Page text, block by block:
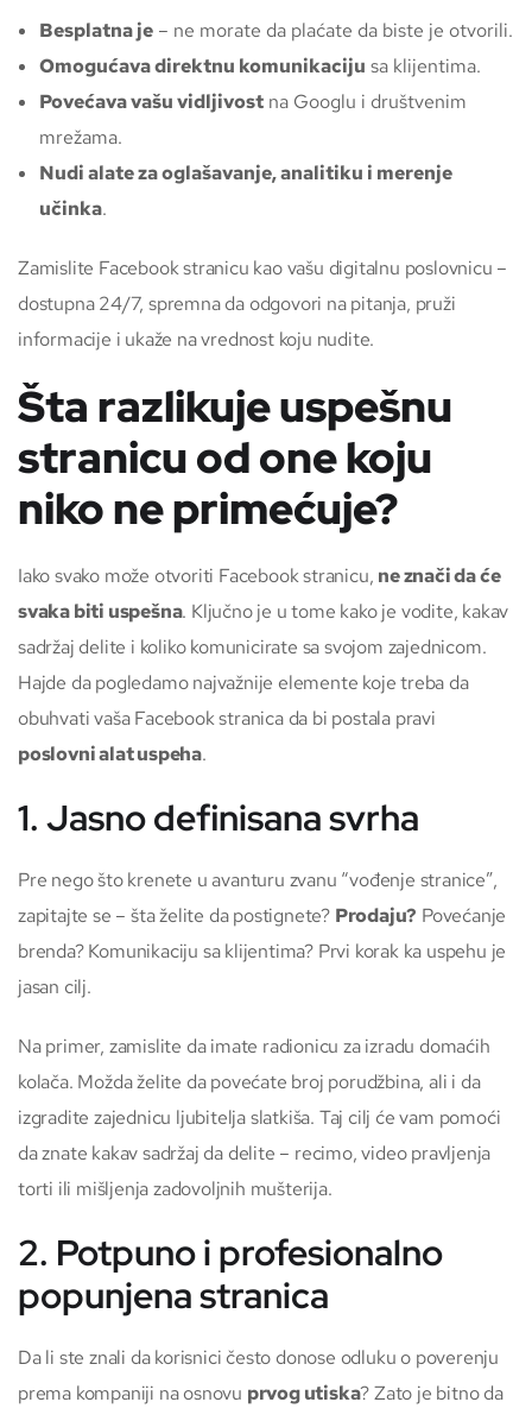
Besplatna je – ne morate da plaćate da biste je otvorili.
Omogućava direktnu komunikaciju sa klijentima.
Povećava vašu vidljivost na Googlu i društvenim
mrežama.
Nudi alate za oglašavanje, analitiku i merenje
učinka.
Zamislite Facebook stranicu kao vašu digitalnu poslovnicu –
dostupna 24/7, spremna da odgovori na pitanja, pruži
informacije i ukaže na vrednost koju nudite.
Šta razlikuje uspešnu
stranicu od one koju
niko ne primećuje?
Iako svako može otvoriti Facebook stranicu, ne znači da će
svaka biti uspešna. Ključno je u tome kako je vodite, kakav
sadržaj delite i koliko komunicirate sa svojom zajednicom.
Hajde da pogledamo najvažnije elemente koje treba da
obuhvati vaša Facebook stranica da bi postala pravi
poslovni alat uspeha.
1. Jasno definisana svrha
Pre nego što krenete u avanturu zvanu “vođenje stranice”,
zapitajte se – šta želite da postignete? Prodaju? Povećanje
brenda? Komunikaciju sa klijentima? Prvi korak ka uspehu je
jasan cilj.
Na primer, zamislite da imate radionicu za izradu domaćih
kolača. Možda želite da povećate broj porudžbina, ali i da
izgradite zajednicu ljubitelja slatkiša. Taj cilj će vam pomoći
da znate kakav sadržaj da delite – recimo, video pravljenja
torti ili mišljenja zadovoljnih mušterija.
2. Potpuno i profesionalno
popunjena stranica
Da li ste znali da korisnici često donose odluku o poverenju
prema kompaniji na osnovu prvog utiska? Zato je bitno da